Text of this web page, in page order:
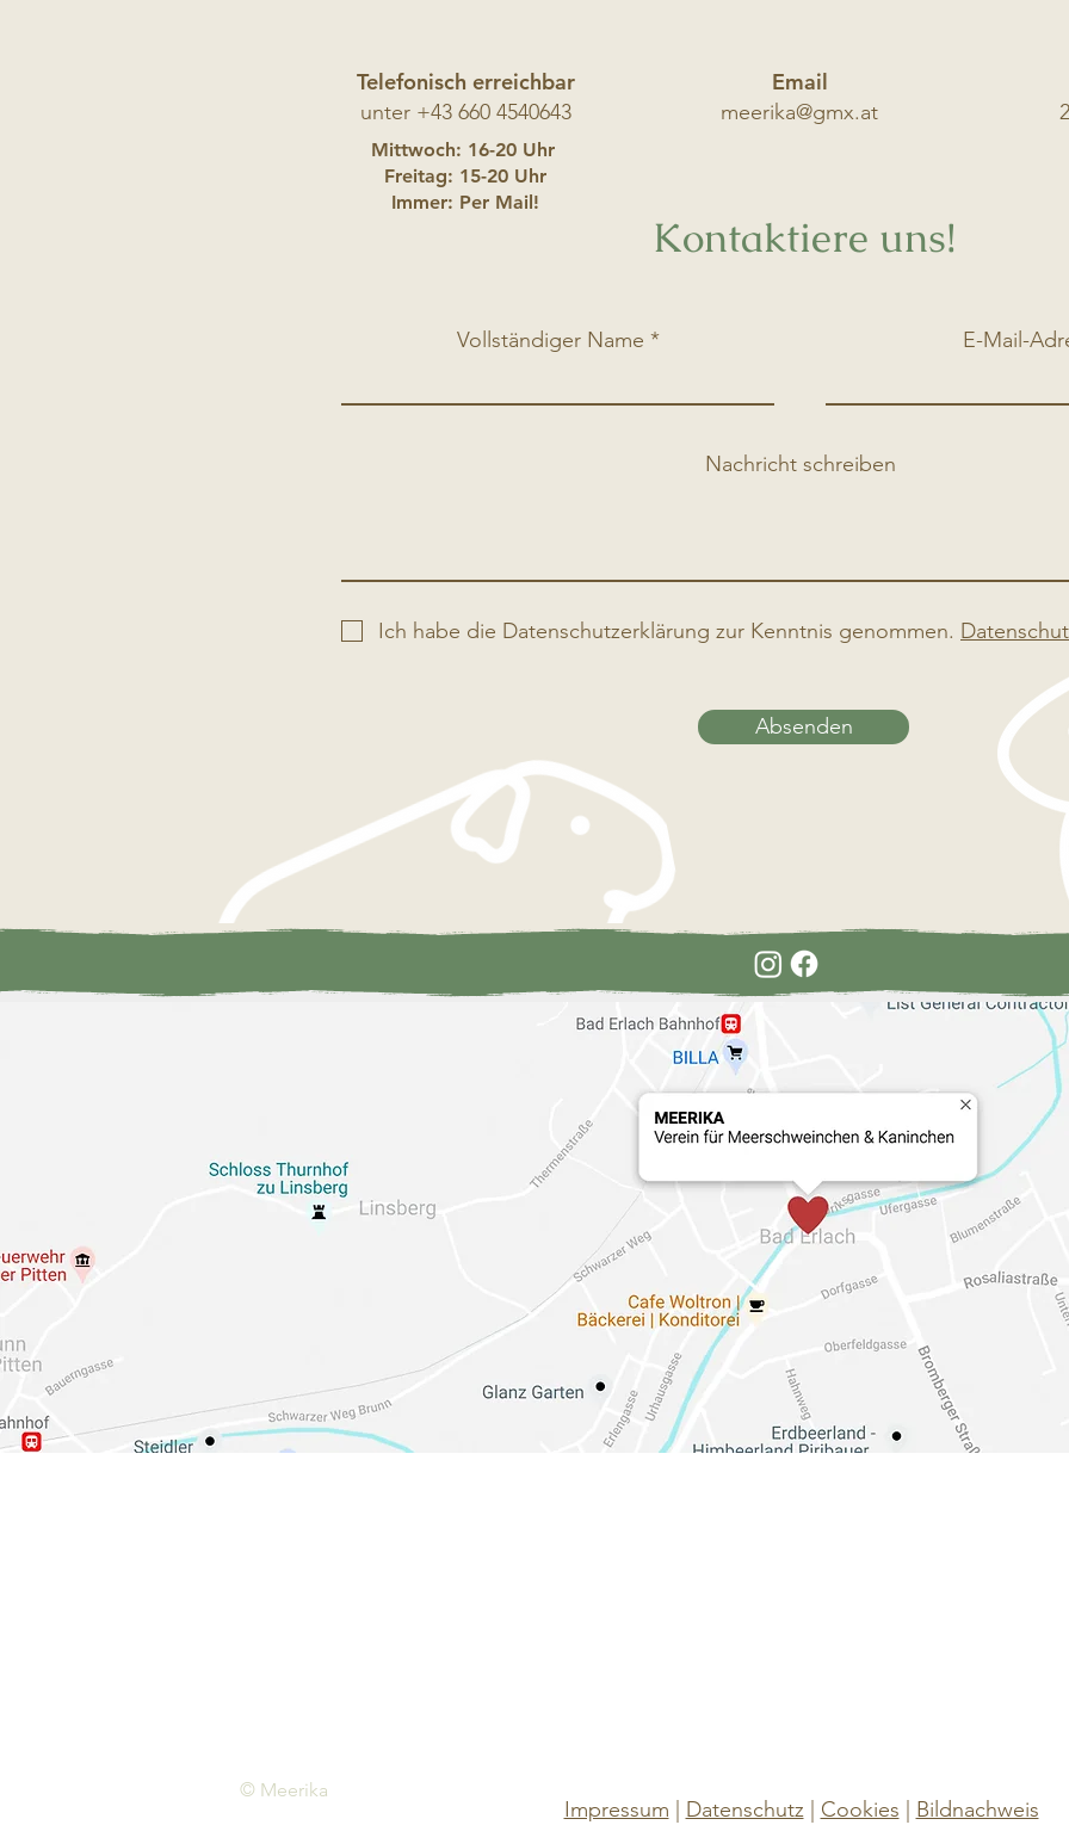
Telefonisch erreichbar
unter +43 660 4540643
Mittwoch: 16-20 Uhr
Freitag: 15-20 Uhr
Immer: Per Mail!
Email
meerika@gmx.at
Kontaktiere uns!
Vollständiger Name E-Mail-
Nachricht schreiben
Ich habe die Datenschutzerklärung zur Kenntnis genommen.
Absenden
Impressum
Datenschutz| Cookies Bildnachweis
© Meerika